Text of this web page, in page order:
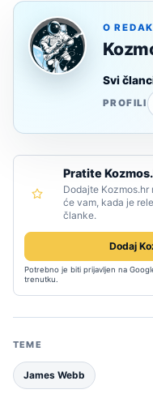
O
Svi
PROFILI
Pratite
Dodajte
će vam, kada je
članke.
Dodaj
Potrebno je biti prijavljen na
trenutku.
TEME
James Webb